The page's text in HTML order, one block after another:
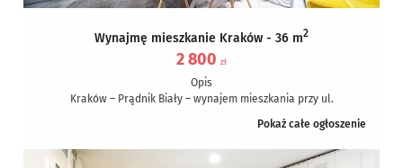
Wynajmę mieszkanie Kraków - 36 m2
2 800 zł
Opis
Kraków – Prądnik Biały – wynajem mieszkania przy ul.
Pokaż całe ogłoszenie